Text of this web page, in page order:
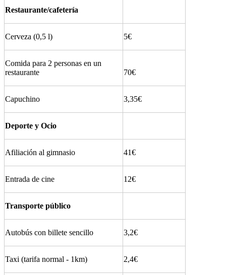
Restaurante/cafetería
Cerveza (0,5 l) 5€
Comida para 2 personas en un
restaurante
70€
Capuchino 3,35€
Deporte y Ocio
Afiliación al gimnasio 41€
Entrada de cine 12€
Transporte público
Autobús con billete sencillo 3,2€
Taxi (tarifa normal - 1km) 2,4€